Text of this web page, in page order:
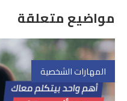
مواضيع متعلقة
المهارات الشخصية